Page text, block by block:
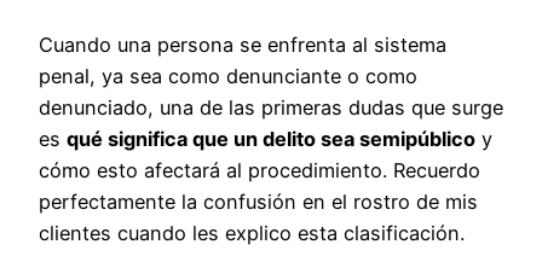
Cuando una persona se enfrenta al sistema
penal, ya sea como denunciante o como
denunciado, una de las primeras dudas que surge
es qué significa que un delito sea semipúblico y
cómo esto afectará al procedimiento. Recuerdo
perfectamente la confusión en el rostro de mis
clientes cuando les explico esta clasificación.